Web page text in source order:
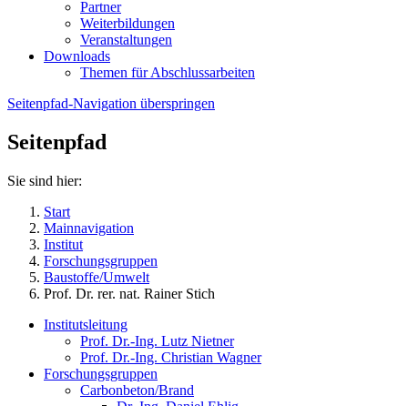
Partner
Weiterbildungen
Veranstaltungen
Downloads
Themen für Abschlussarbeiten
Seitenpfad-Navigation überspringen
Seitenpfad
Sie sind hier:
Start
Mainnavigation
Institut
Forschungsgruppen
Baustoffe/Umwelt
Prof. Dr. rer. nat. Rainer Stich
Institutsleitung
Prof. Dr.-Ing. Lutz Nietner
Prof. Dr.-Ing. Christian Wagner
Forschungsgruppen
Carbonbeton/Brand